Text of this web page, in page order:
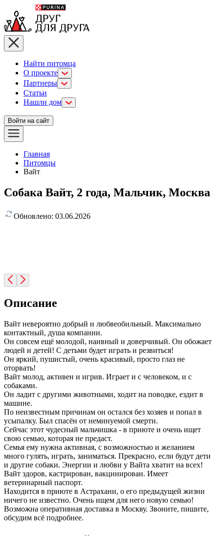
Найти питомца
О проекте
Партнеры
Статьи
Нашли дом
Войти на сайт
Главная
Питомцы
Вайт
Собака Вайт, 2 года, Мальчик, Москва
Обновлено: 03.06.2026
Описание
Вайт невероятно добрый и любвеобильный. Максимально
контактный, душа компании.
Он совсем ещё молодой, наивный и доверчивый. Он обожает
людей и детей! С детьми будет играть и резвиться!
Он яркий, пушистый, очень красивый, просто глаз не
оторвать!
Вайт молод, активен и игрив. Играет и с человеком, и с
собаками.
Он ладит с другими животными, ходит на поводке, ездит в
машине.
По неизвестным причинам он остался без хозяев и попал в
усыпалку. Был спасён от неминуемой смерти.
Сейчас этот чудесный мальчишка - в приюте и очень ищет
свою семью, которая не предаст.
Семья ему нужна активная, с возможностью и желанием
много гулять, играть, заниматься. Прекрасно, если будут дети
и другие собаки. Энергии и любви у Вайта хватит на всех!
Вайт здоров, кастрирован, вакцинирован. Имеет
ветеринарный паспорт.
Находится в приюте в Астрахани, о его предыдущей жизни
ничего не известно. Очень ищем для него новую семью!
Возможна оперативная доставка в Москву. Звоните, пишите,
обсудим всё подробнее.